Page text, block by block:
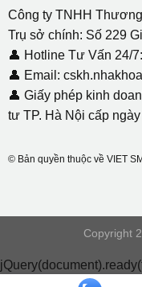
Công ty TNHH
Trụ sở chính: Số 229
👤 Hotline Tư Vấn 24/
👤 Email:
👤 Giấy phép kinh
tư TP. Hà Nội cấp
© Bản quyền thuộc về VIET
Copyright